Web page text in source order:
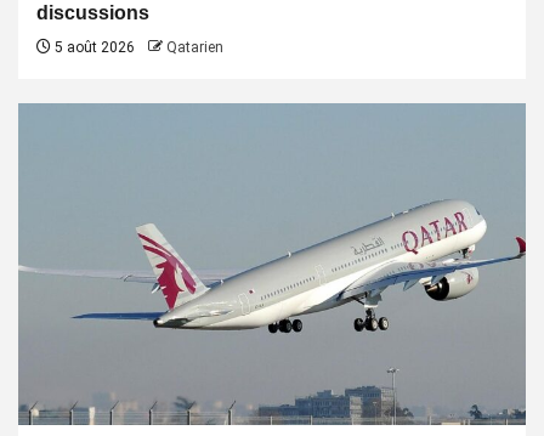
discussions
5 août 2026 Qatarien